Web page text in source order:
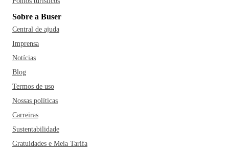
Sobre a Buser
Central de ajuda
Imprensa
Notícias
Blog
Termos de uso
Nossas políticas
Carreiras
Sustentabilidade
Gratuidades e Meia Tarifa